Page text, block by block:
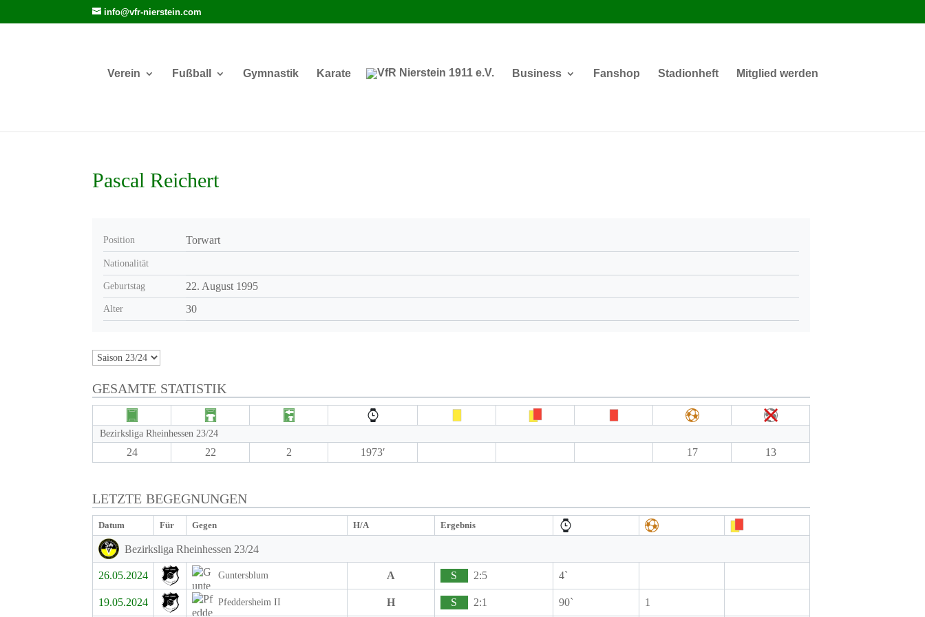
info@vfr-nierstein.com
Verein Fußball Gymnastik Karate Business Fanshop Stadionheft Mitglied werden
Pascal Reichert
Position Torwart
Nationalität
Geburtstag 22. August 1995
Alter 30
GESAMTE STATISTIK
Bezirksliga Rheinhessen 23/24
24 22 2 1973′ 17 13
LETZTE BEGEGNUNGEN
Datum Für Gegen H/A Ergebnis
Bezirksliga Rheinhessen 23/24
26.05.2024 Guntersblum A S 2:5 4`
19.05.2024 Pfeddersheim II H S 2:1 90` 1